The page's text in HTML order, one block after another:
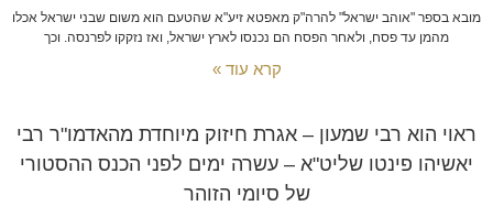
מובא בספר "אוהב ישראל" להרה"ק מאפטא זיע"א שהטעם הוא משום שבני ישראל אכלו
מהמן עד פסח, ולאחר הפסח הם נכנסו לארץ ישראל, ואז נזקקו לפרנסה. וכך
קרא עוד »
ראוי הוא רבי שמעון – אגרת חיזוק מיוחדת מהאדמו"ר רבי
יאשיהו פינטו שליט"א – עשרה ימים לפני הכנס ההסטורי
של סיומי הזוהר